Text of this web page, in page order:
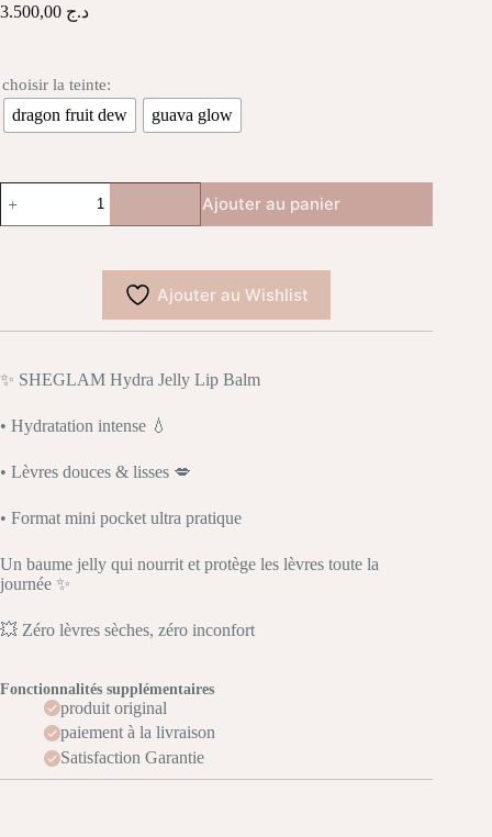
د.ج
choisir la teinte:
dragon fruit dew guava glow
de
Sheglam
Ajouter au panier
Ajouter au Wishlist
✨ SHEGLAM Hydra Jelly Lip Balm
• Hydratation intense 💧
• Lèvres douces & lisses 💋
• Format mini pocket ultra pratique
Un baume jelly qui nourrit et protège les lèvres toute la
journée ✨
💥 Zéro lèvres sèches, zéro inconfort
Fonctionnalités supplémentaires
produit original
paiement à la livraison
Satisfaction Garantie